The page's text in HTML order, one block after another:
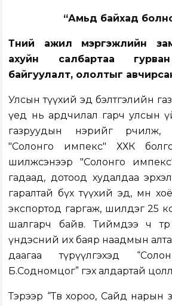
“Амьд байхад
Түүний ажил мэргэжлийн
ахуйн салбартаа
байгуулалт, ололтыг
Улсын түүхий эд бэлтгэлийн
үед нь ардчилал гарч улсын
газруудын нэрийг
"Солонго импекс" ХХК
шилжсэнээр "Солонго
гадаад, дотоод худалдаа
гаралтай бүх түүхий эд, мөн
экспортод гаргаж, шилдэг 25
шалгарч байв. Тиймдээ ч
үндэсний их баяр наадмын
даагаа түрүүлгэхэд
Б.Содномцог” гэх алдартай
Тэрээр “Төв хороо, Сайд нарын